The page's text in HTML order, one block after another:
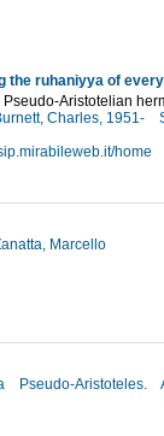
the ruhaniyya of every
Aristotelian
Charles, 1951-
home
Marcello
Pseudo-Aristoteles.